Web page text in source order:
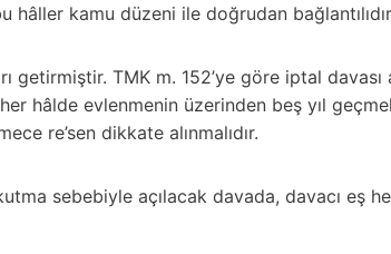
kamu düzeni ile doğrudan
getirmiştir. TMK m. 152’ye göre iptal
hâlde evlenmenin üzerinden beş yıl
re’sen dikkate alınmalıdır.
sebebiyle açılacak davada, davacı eş